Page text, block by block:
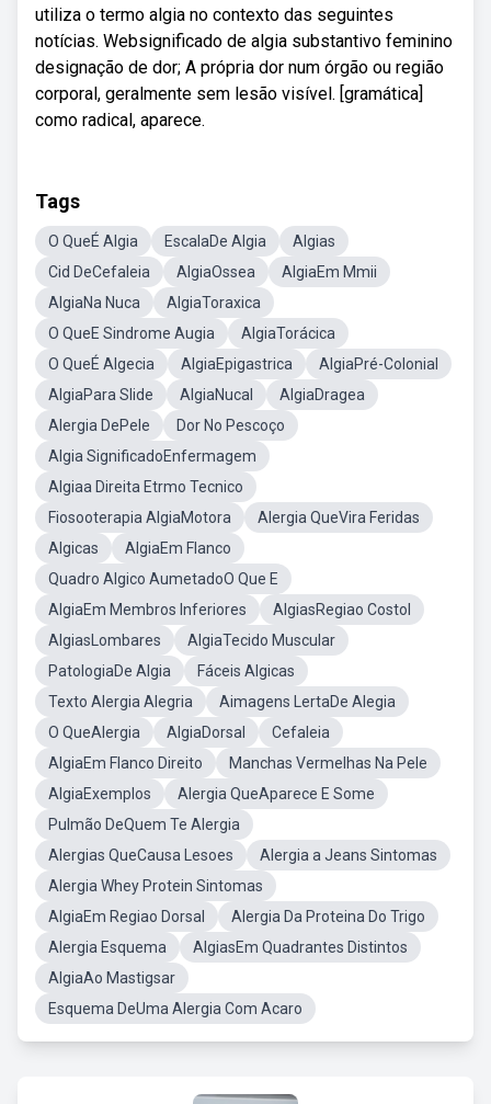
utiliza o termo algia no contexto das seguintes
notícias. Websignificado de algia substantivo feminino
designação de dor; A própria dor num órgão ou região
corporal, geralmente sem lesão visível. [gramática]
como radical, aparece.
Tags
O QueÉ Algia EscalaDe Algia
Algias
Cid DeCefaleia
AlgiaOssea
AlgiaEm Mmii
AlgiaNa Nuca
AlgiaToraxica
O QueE Sindrome Augia
AlgiaTorácica
O QueÉ Algecia
AlgiaEpigastrica
AlgiaPré-Colonial
AlgiaPara Slide
AlgiaNucal
AlgiaDragea
Alergia DePele
Dor No Pescoço
Algia SignificadoEnfermagem
Algiaa Direita Etrmo Tecnico
Fiosooterapia AlgiaMotora
Alergia QueVira Feridas
Algicas
AlgiaEm Flanco
Quadro Algico AumetadoO Que E
AlgiaEm Membros Inferiores
AlgiasRegiao Costol
AlgiasLombares
AlgiaTecido Muscular
PatologiaDe Algia
Fáceis Algicas
Texto Alergia Alegria
Aimagens LertaDe Alegia
O QueAlergia
AlgiaDorsal
Cefaleia
AlgiaEm Flanco Direito
Manchas Vermelhas Na Pele
AlgiaExemplos
Alergia QueAparece E Some
Pulmão DeQuem Te Alergia
Alergias QueCausa Lesoes
Alergia a Jeans Sintomas
Alergia Whey Protein Sintomas
AlgiaEm Regiao Dorsal
Alergia Da Proteina Do Trigo
Alergia Esquema
AlgiasEm Quadrantes Distintos
AlgiaAo Mastigsar
Esquema DeUma Alergia Com Acaro